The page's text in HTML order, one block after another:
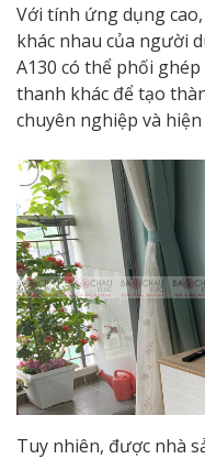
Với tính ứng dụng
khác nhau của người
A130 có thể phối
thanh khác để tạo
chuyên nghiệp và hiện
Tuy nhiên, được nhà